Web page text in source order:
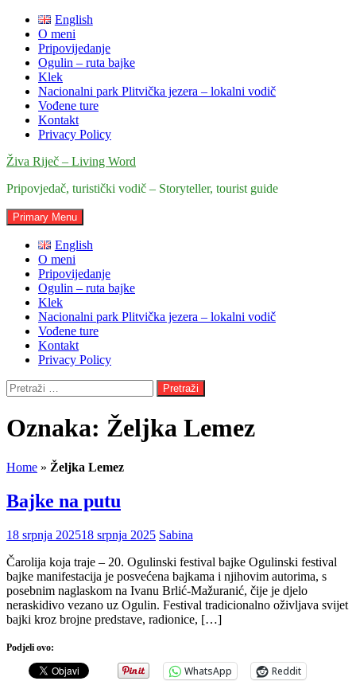
Skip
content
English
O meni
Pripovijedanje
Ogulin – ruta bajke
Klek
Nacionalni park Plitvička jezera – lokalni vodič
Vođene ture
Kontakt
Privacy Policy
Živa Riječ – Living Word
Pripovjedač, turistički vodič – Storyteller, tourist guide
Primary Menu
English
O meni
Pripovijedanje
Ogulin – ruta bajke
Klek
Nacionalni park Plitvička jezera – lokalni vodič
Vođene ture
Kontakt
Privacy Policy
Pretraži:
Oznaka: Željka Lemez
Home » Željka Lemez
Bajke na putu
18 srpnja 202518 srpnja 2025 Sabina
Čarolija koja traje – 20. Ogulinski festival bajke Ogulinski festival
bajke manifestacija je posvećena bajkama i njihovim autorima, s
posebnim naglaskom na Ivanu Brlić-Mažuranić, čije je djelo
neraskidivo vezano uz Ogulin. Festival tradicionalno oživljava svijet
bajki kroz brojne predstave, radionice, […]
Podjeli ovo:
WhatsApp
Reddit